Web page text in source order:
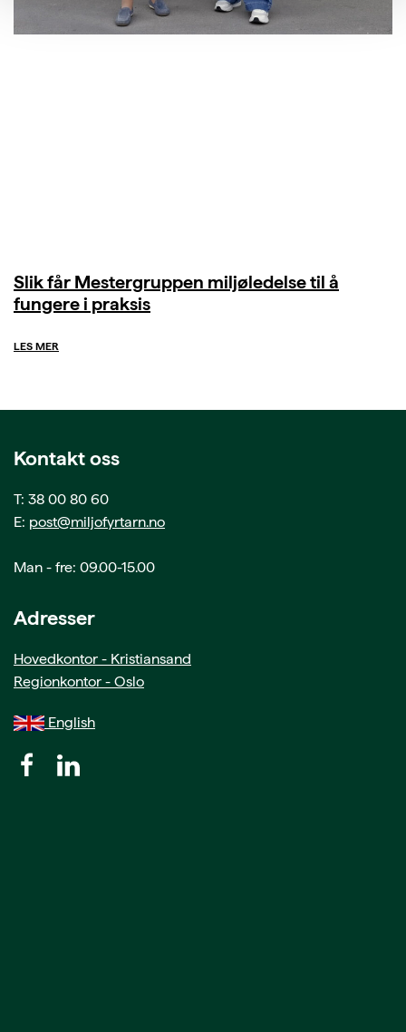
Slik får Mestergruppen miljøledelse til å
fungere i praksis
LES MER
Kontakt oss
T: 38 00 80 60
E: post@miljofyrtarn.no
Man - fre: 09.00-15.00
Adresser
Hovedkontor - Kristiansand
Regionkontor - Oslo
English